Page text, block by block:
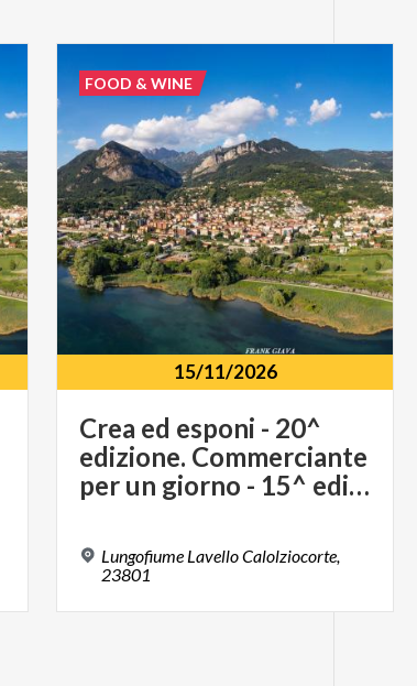
15/11/2026
Crea ed esponi - 20^
edizione. Commerciante
per un giorno - 15^ edizione - 15 novembre
Lungofiume Lavello Calolziocorte,
23801
FOOD & WINE